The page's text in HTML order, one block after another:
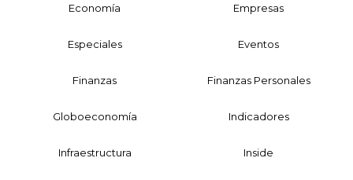
Economía Empresas
Especiales Eventos
Finanzas Finanzas Personales
Globoeconomía Indicadores
Infraestructura Inside